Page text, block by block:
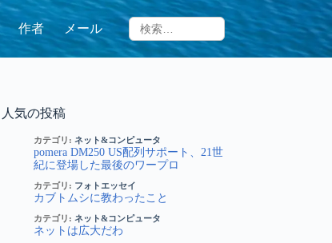
作者 メール
人気の投稿
pomera DM250 US配列サポート、21世
紀に登場した最後のワープロ
カテゴリ:ネット&コンピュータ
カブトムシに教わったこと
カテゴリ: フォトエッセイ
ネットは広大だわ
カテゴリ:ネット&コンピュータ